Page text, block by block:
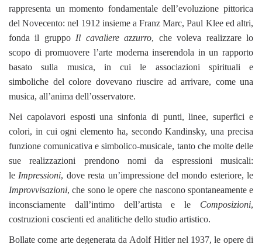
rappresenta un momento fondamentale dell’evoluzione pittorica
del Novecento: nel 1912 insieme a Franz Marc, Paul Klee ed altri,
fonda il gruppo Il cavaliere azzurro, che voleva realizzare lo
scopo di promuovere l’arte moderna inserendola in un rapporto
basato sulla musica, in cui le associazioni spirituali e
simboliche del colore dovevano riuscire ad arrivare, come una
musica, all’anima dell’osservatore.
Nei capolavori esposti una sinfonia di punti, linee, superfici e
colori, in cui ogni elemento ha, secondo Kandinsky, una precisa
funzione comunicativa e simbolico-musicale, tanto che molte delle
sue realizzazioni prendono nomi da espressioni musicali:
le Impressioni, dove resta un’impressione del mondo esteriore, le
Improvvisazioni, che sono le opere che nascono spontaneamente e
inconsciamente dall’intimo dell’artista e le Composizioni,
costruzioni coscienti ed analitiche dello studio artistico.
Bollate come arte degenerata da Adolf Hitler nel 1937, le opere di